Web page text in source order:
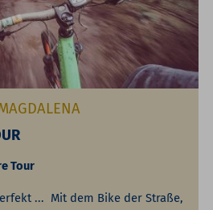
Tour
... Mit dem Bike der Straße,